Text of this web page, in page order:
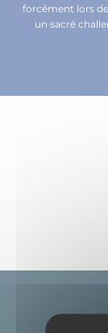
forcément lors
un sacré